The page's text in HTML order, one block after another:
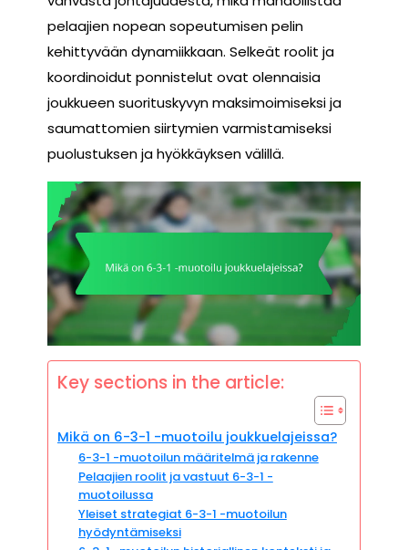
pelaajien nopean sopeutumisen pelin
kehittyvään dynamiikkaan. Selkeät roolit ja
koordinoidut ponnistelut ovat olennaisia
joukkueen suorituskyvyn maksimoimiseksi ja
saumattomien siirtymien varmistamiseksi
puolustuksen ja hyökkäyksen välillä.
Key sections in the article:
Mikä on 6-3-1 -muotoilu joukkuelajeissa?
6-3-1 -muotoilun määritelmä ja rakenne
Pelaajien roolit ja vastuut 6-3-1 -
muotoilussa
Yleiset strategiat 6-3-1 -muotoilun
hyödyntämiseksi